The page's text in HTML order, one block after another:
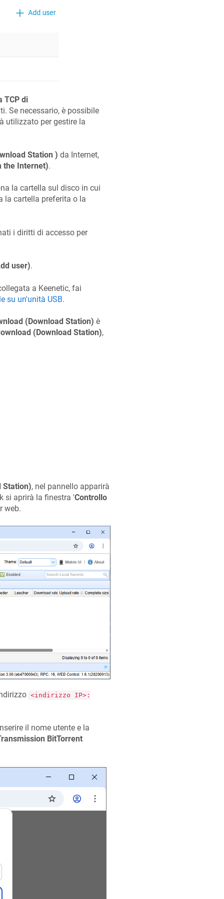
TCP di
Se necessario, è possibile
utilizzato per gestire la
Station ) da Internet,
the Internet).
la cartella sul disco in cui
la cartella preferita o la
i diritti di accesso per
user).
a Keenetic, fai
su un'unità USB.
(Download Station) è
(Download Station),
Station), nel pannello apparirà
si aprirà la finestra 'Controllo
web.
<indirizzo IP>:
il nome utente e la
BitTorrent